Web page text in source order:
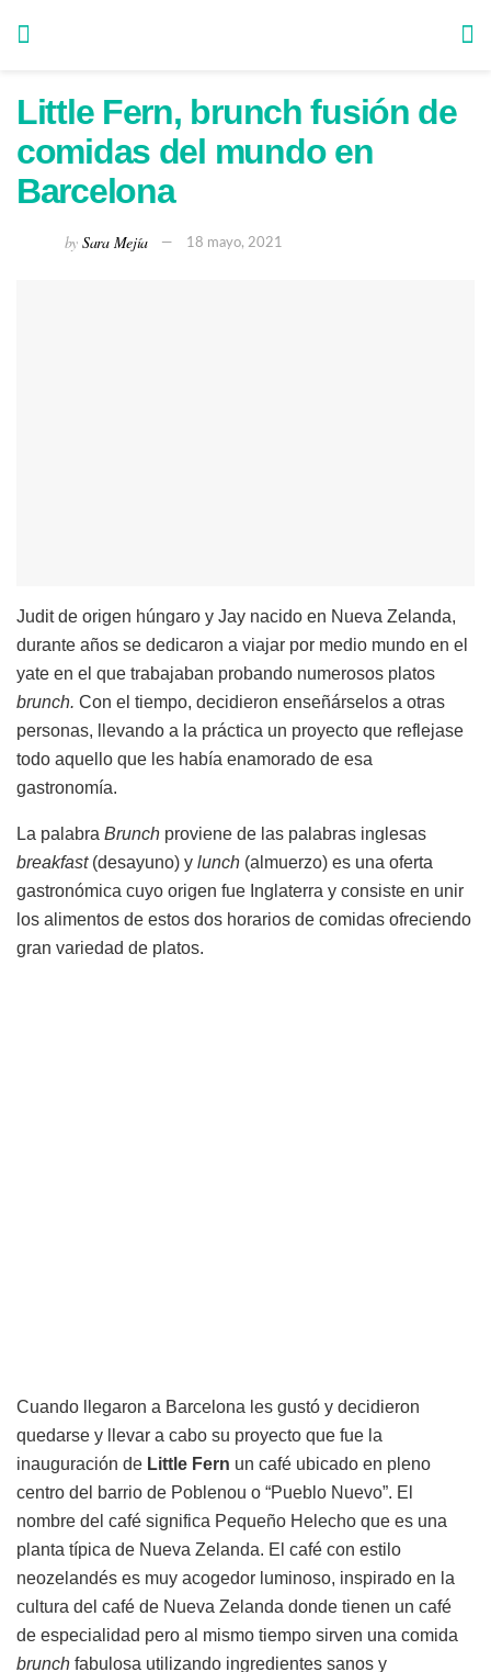
Little Fern, brunch fusión de
comidas del mundo en
Barcelona
by Sara Mejía 18 mayo, 2021
Judit de origen húngaro y Jay nacido en Nueva Zelanda,
durante años se dedicaron a viajar por medio mundo en el
yate en el que trabajaban probando numerosos platos
brunch. Con el tiempo, decidieron enseñárselos a otras
personas, llevando a la práctica un proyecto que reflejase
todo aquello que les había enamorado de esa
gastronomía.
La palabra Brunch proviene de las palabras inglesas
breakfast(desayuno) y lunch (almuerzo) es una oferta
gastronómica cuyo origen fue Inglaterra y consiste en unir
los alimentos de estos dos horarios de comidas ofreciendo
gran variedad de platos.
Cuando llegaron a Barcelona les gustó y decidieron
quedarse y llevar a cabo su proyecto que fue la
inauguración de Little Fern un café ubicado en pleno
centro del barrio de Poblenou o “Pueblo Nuevo”. El
nombre del café significa Pequeño Helecho que es una
planta típica de Nueva Zelanda. El café con estilo
neozelandés es muy acogedor luminoso, inspirado en la
cultura del café de Nueva Zelanda donde tienen un café
de especialidad pero al mismo tiempo sirven una comida
brunch fabulosa utilizando ingredientes sanos y